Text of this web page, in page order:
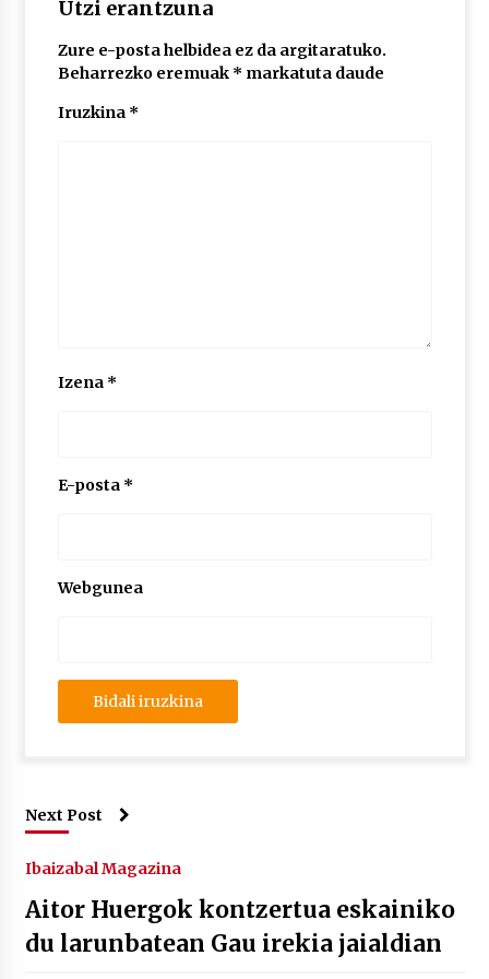
Utzi erantzuna
Zure e-posta helbidea ez da argitaratuko.
Beharrezko eremuak * markatuta daude
Iruzkina *
Izena *
E-posta *
Webgunea
Next Post
Ibaizabal Magazina
Aitor Huergok kontzertua eskainiko
du larunbatean Gau irekia jaialdian